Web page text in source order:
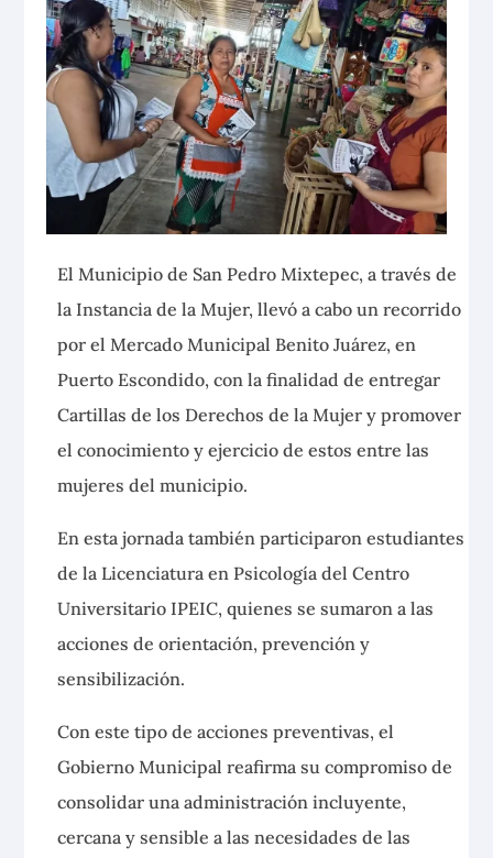
El Municipio de San Pedro Mixtepec, a través de
la Instancia de la Mujer, llevó a cabo un recorrido
por el Mercado Municipal Benito Juárez, en
Puerto Escondido, con lafinalidad de entregar
Cartillas de los Derechos de la Mujer y promover
el conocimiento y ejercicio de estos entre las
mujeres del municipio.
En esta jornada también participaron estudiantes
de la Licenciatura en Psicología del Centro
Universitario IPEIC, quienes se sumaron a las
acciones de orientación, prevención y
sensibilización.
Con este tipo de acciones preventivas, el
Gobierno Municipal reafirma su compromiso de
consolidar una administración incluyente,
cercana y sensible a las necesidades de las